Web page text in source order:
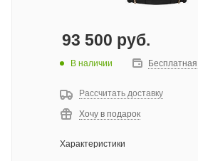
93 500 руб.
В наличии
Рассчитать доставку
Хочу в подарок
Характеристики